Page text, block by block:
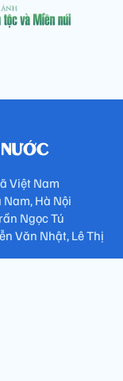
Việt Nam
Hà Nội
Ngọc Tú
Văn Nhật, Lê Thị